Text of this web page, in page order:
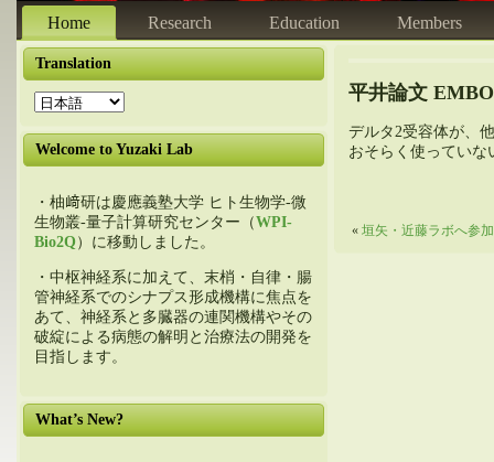
Home Research Education Members
Translation
Welcome to Yuzaki Lab
・柚﨑研は慶應義塾大学 ヒト生物学-微
生物叢-量子計算研究センター（WPI-
Bio2Q）に移動しました。
・中枢神経系に加えて、末梢・自律・腸
管神経系でのシナプス形成機構に焦点を
あて、神経系と多臓器の連関機構やその
破綻による病態の解明と治療法の開発を
目指します。
What’s New?
平井論文
デルタ2受容体が、
おそらく使っていな
« 垣矢・近藤ラボへ参加